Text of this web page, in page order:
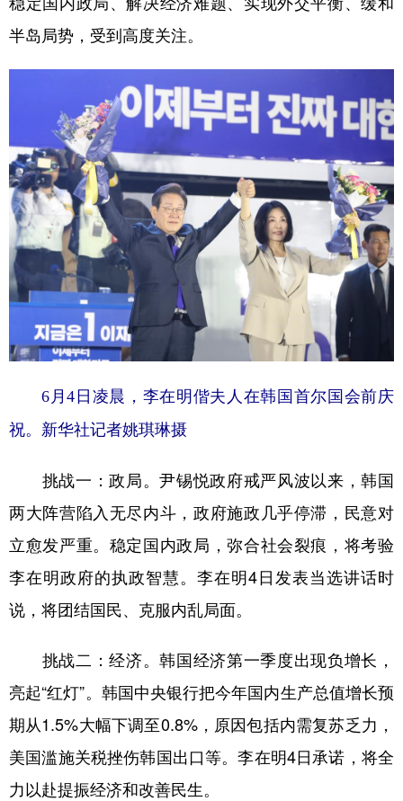
半岛局势，受到高度关注。
6月4日凌晨，李在明偕夫人在韩国首尔国会前庆
祝。新华社记者姚琪琳摄
挑战一：政局。尹锡悦政府戒严风波以来，韩国
两大阵营陷入无尽内斗，政府施政几乎停滞，民意对
立愈发严重。稳定国内政局，弥合社会裂痕，将考验
李在明政府的执政智慧。李在明4日发表当选讲话时
说，将团结国民、克服内乱局面。
挑战二：经济。韩国经济第一季度出现负增长，
亮起“红灯”。韩国中央银行把今年国内生产总值增长预
期从1.5%大幅下调至0.8%，原因包括内需复苏乏力，
美国滥施关税挫伤韩国出口等。李在明4日承诺，将全
力以赴提振经济和改善民生。